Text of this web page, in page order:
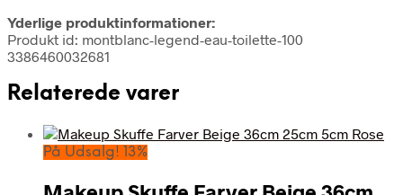
Yderlige produktinformationer:
Produkt id: montblanc-legend-eau-toilette-100
3386460032681
Relaterede varer
På Udsalg! 13%